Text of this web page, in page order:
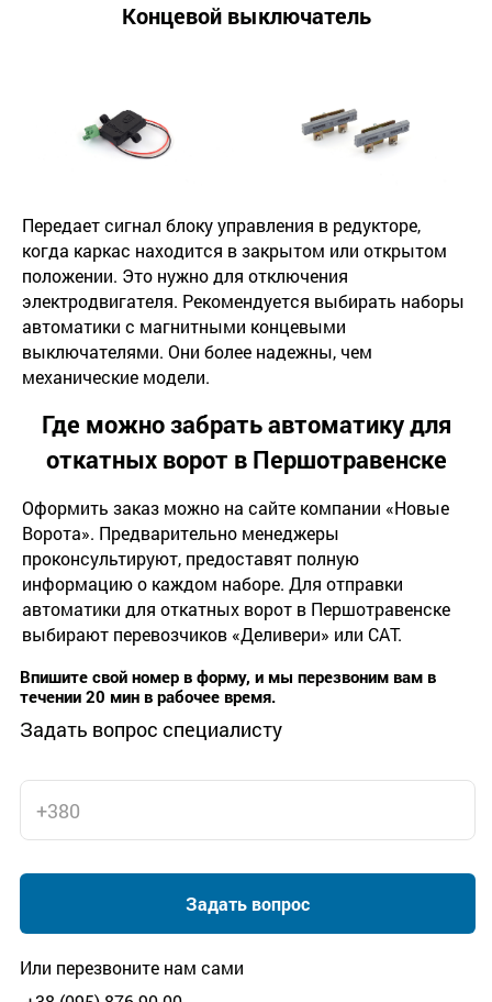
Концевой выключатель
Передает сигнал блоку управления в редукторе,
когда каркас находится в закрытом или открытом
положении. Это нужно для отключения
электродвигателя. Рекомендуется выбирать наборы
автоматики с магнитными концевыми
выключателями. Они более надежны, чем
механические модели.
Где можно забрать автоматику для
откатных ворот в Першотравенске
Оформить заказ можно на сайте компании «Новые
Ворота». Предварительно менеджеры
проконсультируют, предоставят полную
информацию о каждом наборе. Для отправки
автоматики для откатных ворот в Першотравенске
выбирают перевозчиков «Деливери» или САТ.
Впишите свой номер в форму, и мы перезвоним вам в
течении 20 мин в рабочее время.
Задать вопрос специалисту
Или перезвоните нам сами
Задать вопрос